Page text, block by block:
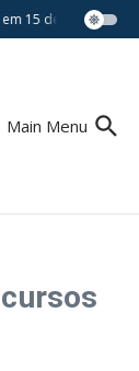
15 de agosto
Main Menu